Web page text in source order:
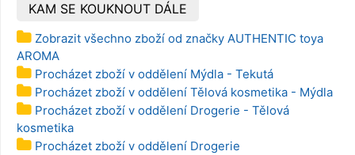
KAM SE KOUKNOUT DÁLE
Zobrazit všechno zboží od značky AUTHENTIC toya
AROMA
Procházet zboží v oddělení Mýdla - Tekutá
Procházet zboží v oddělení Tělová kosmetika - Mýdla
Procházet zboží v oddělení Drogerie - Tělová
kosmetika
Procházet zboží v oddělení Drogerie